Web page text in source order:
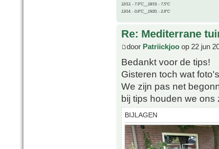
12/13, - 7.9°C__18/19, - 7.5°C
13/14, - 0.8°C__19/20, - 2.8°C
Re: Mediterrane
door Patriickjoo op 22 jun
Bedankt voor de tips!
Gisteren toch wat
We zijn pas net
bij tips houden we
BIJLAGEN